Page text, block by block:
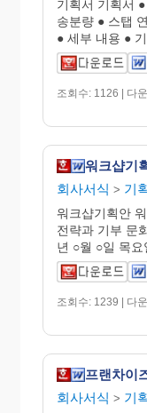
기획서 기획서
송분량 ● 스탭
● 세부 내용 ●
조회수: 1126 | 다
워크샵기
회사서식 > 기
워크샵기획안
전략과 기부 문
년 ○월 ○일 목요
조회수: 1239 | 다
프랜차이
회사서식 > 기